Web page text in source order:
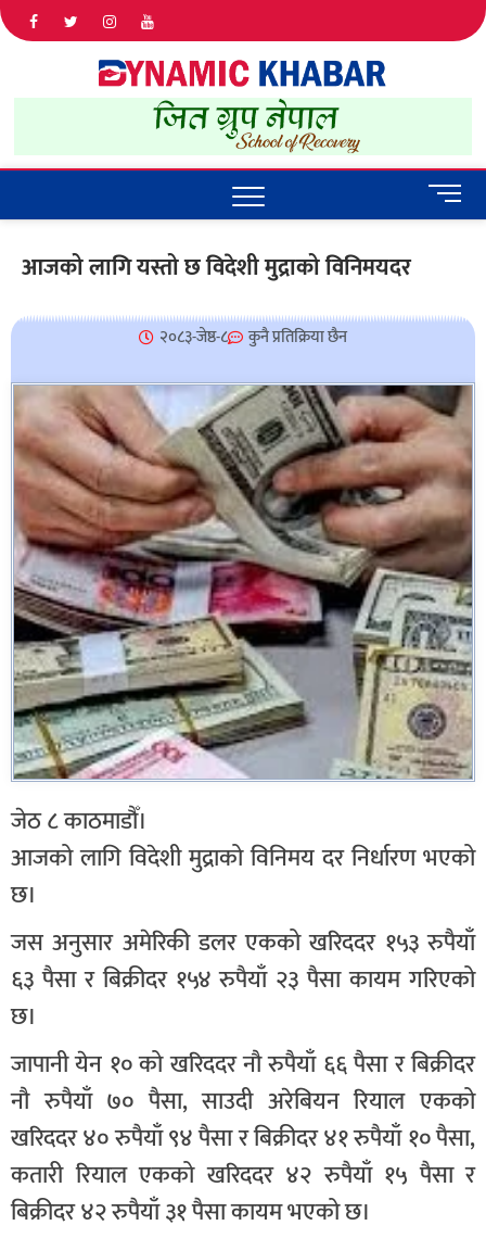
IN NEPAL
M
e
u
o
n
आजको लागि यस्तो छ विदेशी मुद्राको विनिमयदर
२०८३-जेष्ठ-८ कुनै प्रतिक्रिया छैन
जेठ ८ काठमाडौँ।
आजको लागि विदेशी मुद्राको विनिमय दर निर्धारण भएको
छ।
जस अनुसार अमेरिकी डलर एकको खरिददर १५३ रुपैयाँ
६३ पैसा र बिक्रीदर १५४ रुपैयाँ २३ पैसा कायम गरिएको
छ।
जापानी येन १० को खरिददर नौ रुपैयाँ ६६ पैसा र बिक्रीदर
नौ रुपैयाँ ७० पैसा, साउदी अरेबियन रियाल एकको
खरिददर ४० रुपैयाँ ९४ पैसा र बिक्रीदर ४१ रुपैयाँ १० पैसा,
कतारी रियाल एकको खरिददर ४२ रुपैयाँ १५ पैसा र
बिक्रीदर ४२ रुपैयाँ ३१ पैसा कायम भएको छ।